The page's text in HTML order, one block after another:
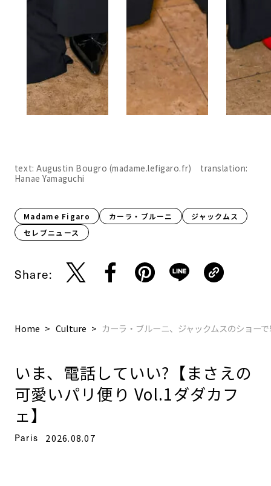
text: Augustin Bougro (madame.lefigaro.fr) translation:
Hanae Yamaguchi
Madame Figaro カーラ・ブルーニ
ジャックムス
セレブニュース
Share:
Home Culture カーラ・ブルーニ、ジャックムスのショー
いま、電話していい?【まさえの
可愛いパリ便り Vol.1ダダカフ
ェ】
Paris 2026.08.07